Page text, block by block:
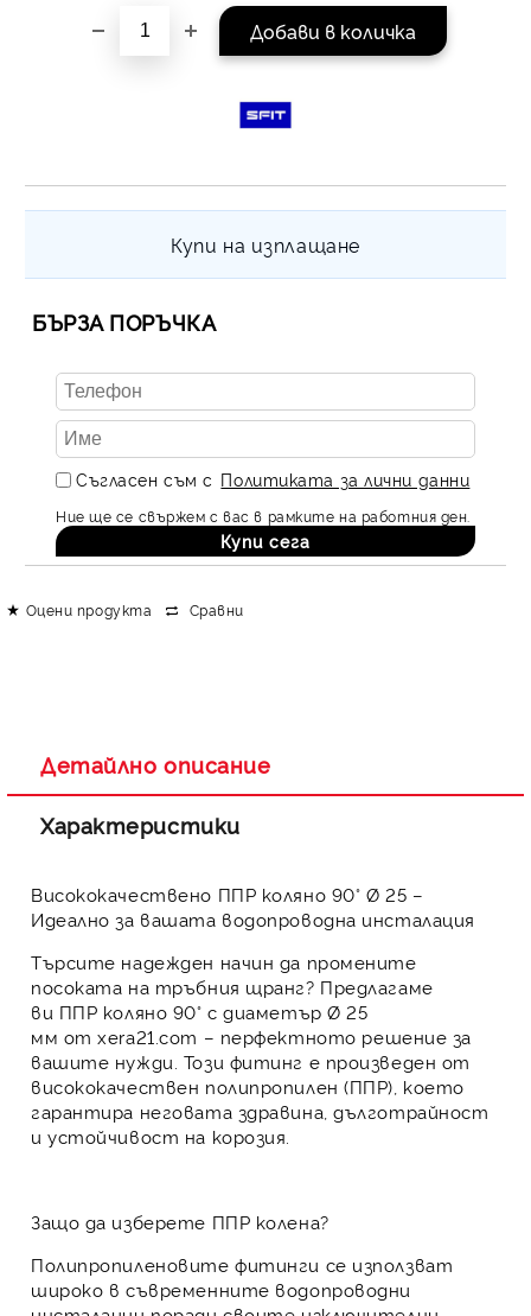
Купи на изплащане
БЪРЗА ПОРЪЧКА
Съгласен съм с Политиката за лични данни
Ние ще се свържем с вас в рамките на работния ден.
Оцени продукта Сравни
Детайлно описание
Характеристики
Висококачествено ППР коляно 90° Ø 25 –
Идеално за вашата водопроводна инсталация
Търсите надежден начин да промените
посоката на тръбния щранг? Предлагаме
ви ППР коляно 90° с диаметър Ø 25
мм отxera21.com – перфектното решение за
вашите нужди. Този фитинг е произведен от
висококачествен полипропилен (ППР) , което
гарантира неговата здравина, дълготрайност
и устойчивост на корозия.
Защо да изберете ППР колена?
Полипропиленовите фитинги се използват
широко в съвременните водопроводни